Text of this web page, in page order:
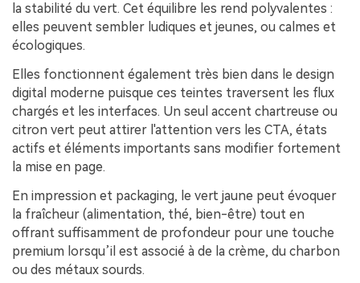
la stabilité du vert. Cet équilibre les rend polyvalentes :
elles peuvent sembler ludiques et jeunes, ou calmes et
écologiques.
Elles fonctionnent également très bien dans le design
digital moderne puisque ces teintes traversent les flux
chargés et les interfaces. Un seul accent chartreuse ou
citron vert peut attirer l'attention vers les CTA, états
actifs et éléments importants sans modifier fortement
la mise en page.
En impression et packaging, le vert jaune peut évoquer
la fraîcheur (alimentation, thé, bien-être) tout en
offrant suffisamment de profondeur pour une touche
premium lorsqu’il est associé à de la crème, du charbon
ou des métaux sourds.